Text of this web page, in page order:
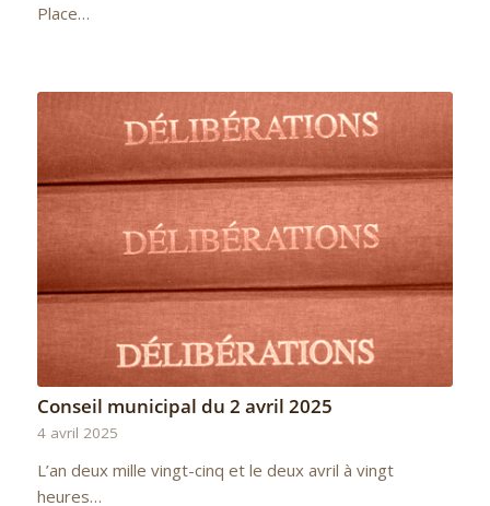
Place…
Conseil municipal du 2 avril 2025
4 avril 2025
L’an deux mille vingt-cinq et le deux avril à vingt
heures…